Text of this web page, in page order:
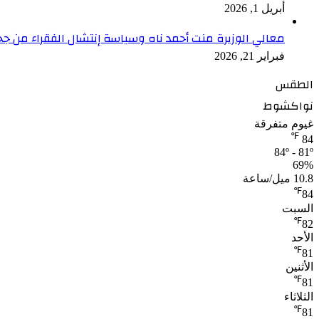
أبريل 1, 2026
معالي الوزيرة منت أحمد ناه وسياسة إنتشال الفقراء من
فبراير 21, 2026
الطقس
نواكشوط
غيوم متفرقة
84
℉
84º - 81º
69%
10.8 ميل/ساعة
84
℉
السبت
82
℉
الأحد
81
℉
الأثنين
81
℉
الثلاثاء
81
℉